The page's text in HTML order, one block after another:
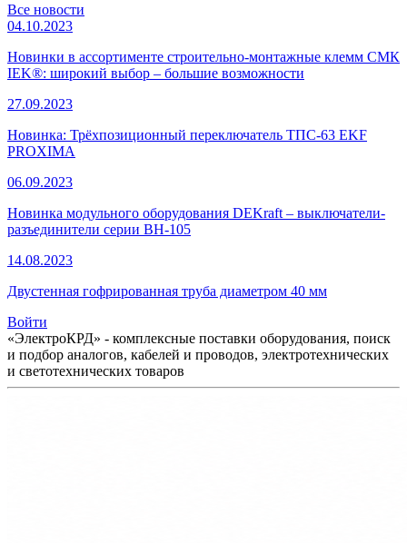
Все новости
04.10.2023
Новинки в ассортименте строительно-монтажные клемм СМК
IEK®: широкий выбор – большие возможности
27.09.2023
Новинка: Трёхпозиционный переключатель ТПС-63 EKF
PROXIMA
06.09.2023
Новинка модульного оборудования DEKraft – выключатели-
разъединители серии ВН-105
14.08.2023
Двустенная гофрированная труба диаметром 40 мм
Войти
«ЭлектроКРД» - комплексные поставки оборудования, поиск
и подбор аналогов, кабелей и проводов, электротехнических
и светотехнических товаров